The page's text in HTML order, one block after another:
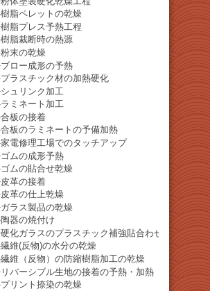
樹脂ペレットの乾燥
樹脂プレス予熱工程
樹脂裁断時の熱源
粉末の乾燥
ブロー成形の予熱
プラスチック材の加熱硬化
シュリンク加工
ラミネート加工
合板の接着
合板のラミネートの予備加熱
家電修理工場でのタッチアップ
ゴムの成形予熱
ゴムの貼合せ乾燥
皮革の接着
皮革の仕上乾燥
ガラス製品の乾燥
陶器の焼付け
硬化ガラスのプラスチック補強貼合わせ
繊維(反物)の水分の乾燥
繊維（反物）の防縮樹脂加工の乾燥
リバーシブル生地の接着の予熱・加熱
プリント捺染の乾燥